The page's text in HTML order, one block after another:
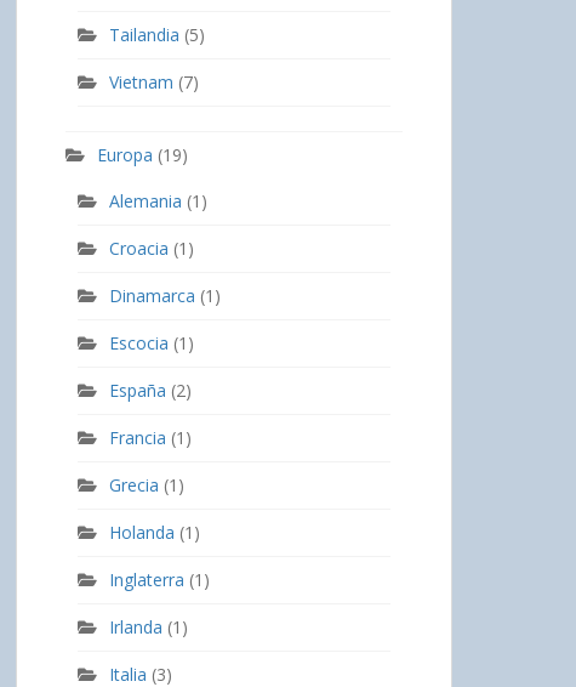
Tailandia (5)
Vietnam (7)
Europa (19)
Alemania (1)
Croacia (1)
Dinamarca (1)
Escocia (1)
España (2)
Francia (1)
Grecia (1)
Holanda (1)
Inglaterra (1)
Irlanda (1)
Italia (3)